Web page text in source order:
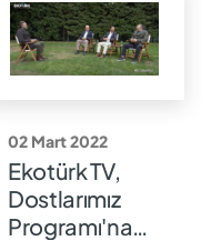
02 Mart 2022
Ekotürk TV,
Dostlarımız
Programı'na